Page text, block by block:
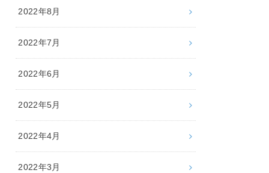
2022年8月
2022年7月
2022年6月
2022年5月
2022年4月
2022年3月